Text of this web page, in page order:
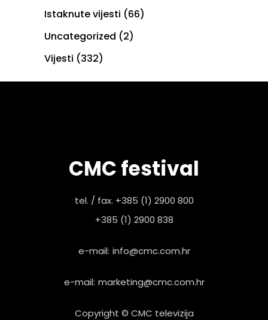
Istaknute vijesti (66)
Uncategorized (2)
Vijesti (332)
CMC festival
tel. / fax. +385 (1) 2900 800
+385 (1) 2900 838
e-mail: info@cmc.com.hr
e-mail: marketing@cmc.com.hr
Copyright © CMC televizija